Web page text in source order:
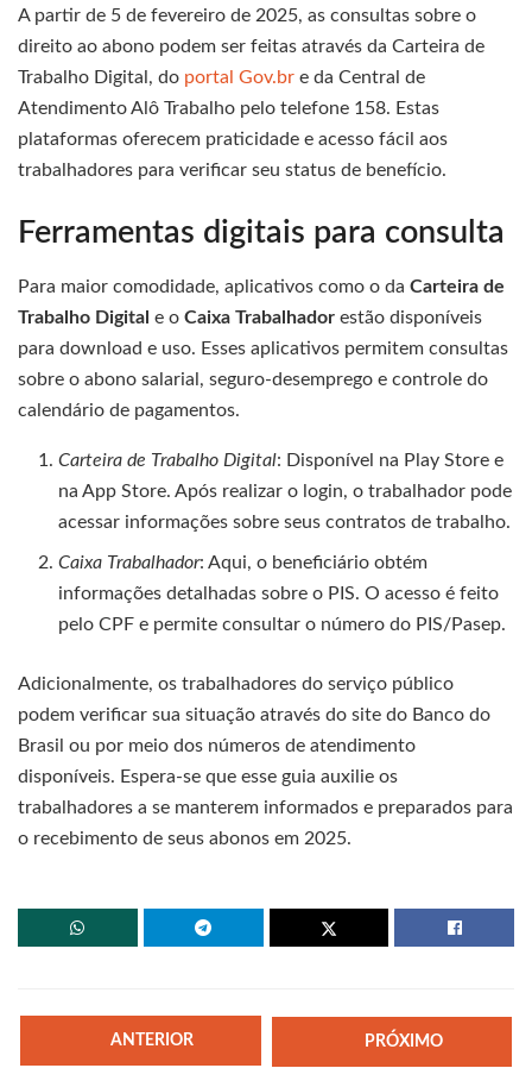
A partir de 5 de fevereiro de 2025, as consultas sobre o
direito ao abono podem ser feitas através da Carteira de
Trabalho Digital, do portal Gov.br e da Central de
Atendimento Alô Trabalho pelo telefone 158. Estas
plataformas oferecem praticidade e acesso fácil aos
trabalhadores para verificar seu status de benefício.
Ferramentas digitais para consulta
Para maior comodidade, aplicativos como o da Carteira de
Trabalho Digital e o Caixa Trabalhador estão disponíveis
para download e uso. Esses aplicativos permitem consultas
sobre o abono salarial, seguro-desemprego e controle do
calendário de pagamentos.
Carteira de Trabalho Digital: Disponível na Play Store e
na App Store. Após realizar o login, o trabalhador pode
acessar informações sobre seus contratos de trabalho.
Caixa Trabalhador: Aqui, o beneficiário obtém
informações detalhadas sobre o PIS. O acesso é feito
pelo CPF e permite consultar o número do PIS/Pasep.
Adicionalmente, os trabalhadores do serviço público
podem verificar sua situação através do site do Banco do
Brasil ou por meio dos números de atendimento
disponíveis. Espera-se que esse guia auxilie os
trabalhadores a se manterem informados e preparados para
o recebimento de seus abonos em 2025.
ANTERIOR PRÓXIMO